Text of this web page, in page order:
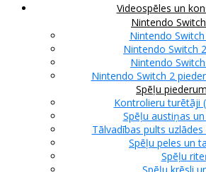
Videospēles un
Nintendo
Nintendo
Nintendo Switch
Nintendo
Nintendo Switch 2
Spēļu
Kontrolieru turētāji
Spēļu austiņas
Tālvadības pults
Spēļu peles un
Spēļu
Spēļu krēsli